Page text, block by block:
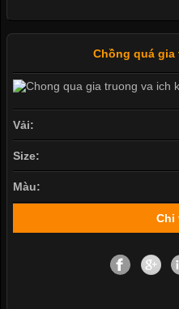
Chồng quá
Vải:
Size:
Màu:
Chi